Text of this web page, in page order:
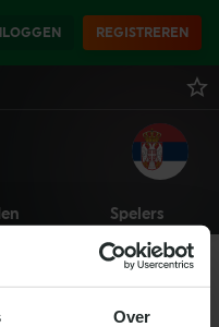
Over
REGISTREREN
Spelers